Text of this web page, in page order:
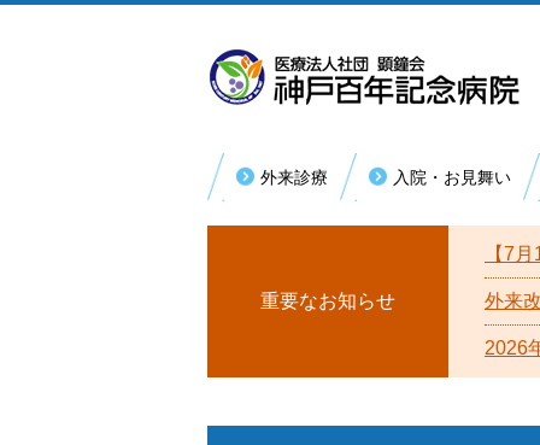
外来診療
再診の方
入院・お見舞い
医療福祉相談（退院支援）
総合内科 消化器内科
外
病院概要
重要なお知らせ
【7
外来
2026